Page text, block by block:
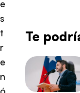
e
s
t
r
e
n
Te